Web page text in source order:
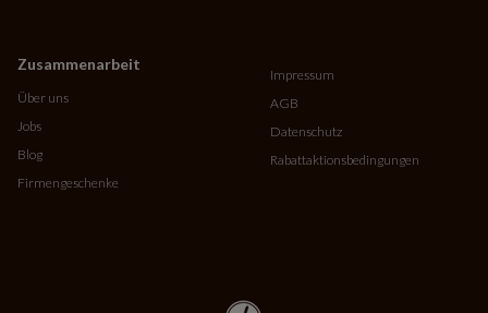
Zusammenarbeit
Über uns
Jobs
Blog
Firmengeschenke
Impressum
AGB
Datenschutz
Rabattaktionsbedingungen